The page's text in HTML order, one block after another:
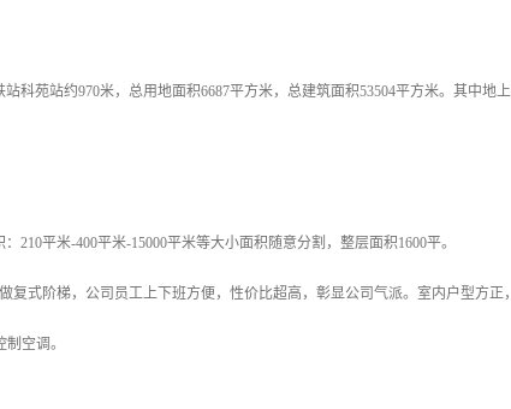
科苑站约970米，总用地面积6687平方米，总建筑面积53504平方米。其中地
210平米-400平米-15000平米等大小面积随意分割，整层面积1600平。
复式阶梯，公司员工上下班方便，性价比超高，彰显公司气派。室内户型方正
空调。